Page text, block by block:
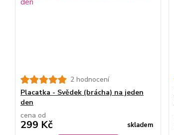
2 hodnocení
Placatka - Svědek (brácha) na jeden
den
cena od
299 Kč skladem